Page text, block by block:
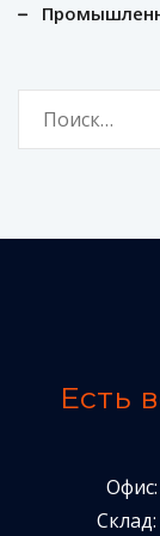
Есть
Офис:
Склад: